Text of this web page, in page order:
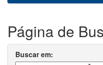
Página de
Buscar em: